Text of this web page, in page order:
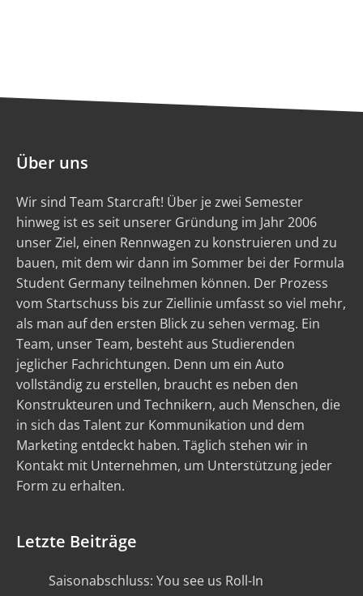
Über uns
Wir sind Team Starcraft! Über je zwei Semester
hinweg ist es seit unserer Gründung im Jahr 2006
unser Ziel, einen Rennwagen zu konstruieren und zu
bauen, mit dem wir dann im Sommer bei der Formula
Student Germany teilnehmen können. Der Prozess
vom Startschuss bis zur Ziellinie umfasst so viel mehr,
als man auf den ersten Blick zu sehen vermag. Ein
Team, unser Team, besteht aus Studierenden
jeglicher Fachrichtungen. Denn um ein Auto
vollständig zu erstellen, braucht es neben den
Konstrukteuren und Technikern, auch Menschen, die
in sich das Talent zur Kommunikation und dem
Marketing entdeckt haben. Täglich stehen wir in
Kontakt mit Unternehmen, um Unterstützung jeder
Form zu erhalten.
Letzte Beiträge
Saisonabschluss: You see us Roll-In